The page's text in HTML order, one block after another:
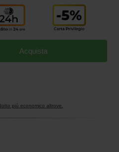
Acquista
più economico altrove.